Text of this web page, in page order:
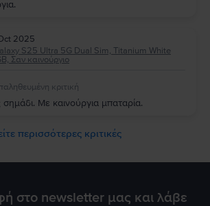
2025
S25 Ultra 5G Dual Sim, Titanium White
Σαν καινούργιο
κριτική
σημάδι. Με καινούργια μπαταρία.
περισσότερες κριτικές
στο newsletter μας και λάβε